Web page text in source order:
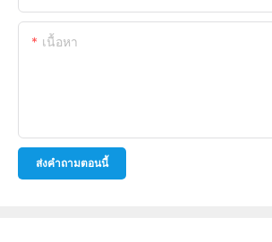
เนื้อหา
ส่งคำถามตอนนี้